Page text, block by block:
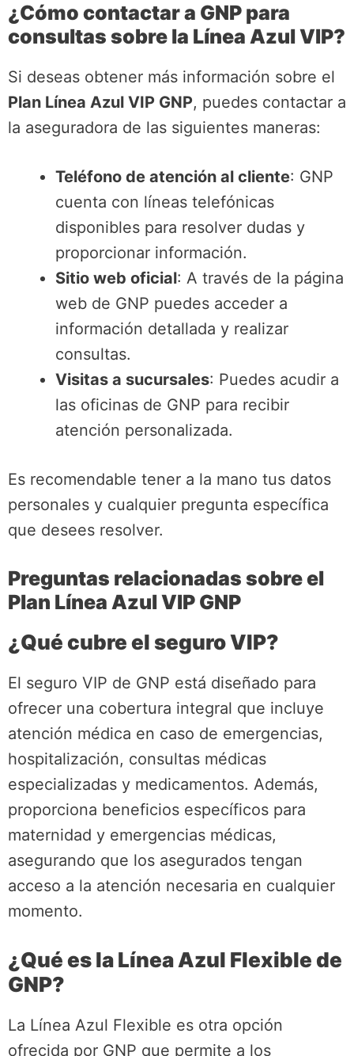
¿Cómo contactar a GNP para
consultas sobre la Línea Azul VIP?
Si deseas obtener más información sobre el
Plan Línea Azul VIP GNP, puedes contactar a
la aseguradora de las siguientes maneras:
Teléfono de atención al cliente: GNP
cuenta con líneas telefónicas
disponibles para resolver dudas y
proporcionar información.
Sitio web oficial: A través de la página
web de GNP puedes acceder a
información detallada y realizar
consultas.
Visitas a sucursales: Puedes acudir a
las oficinas de GNP para recibir
atención personalizada.
Es recomendable tener a la mano tus datos
personales y cualquier pregunta específica
que desees resolver.
Preguntas relacionadas sobre el
Plan Línea Azul VIP GNP
¿Qué cubre el seguro VIP?
El seguro VIP de GNP está diseñado para
ofrecer una cobertura integral que incluye
atención médica en caso de emergencias,
hospitalización, consultas médicas
especializadas y medicamentos. Además,
proporciona beneficios específicos para
maternidad y emergencias médicas,
asegurando que los asegurados tengan
acceso a la atención necesaria en cualquier
momento.
¿Qué es la Línea Azul Flexible de
GNP?
La Línea Azul Flexible es otra opción
ofrecida por GNP que permite a los